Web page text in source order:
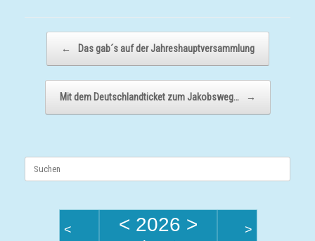
← Das gab´s auf der Jahreshauptversammlung
Mit dem Deutschlandticket zum Jakobsweg… →
Suchen
< < 2026 > >